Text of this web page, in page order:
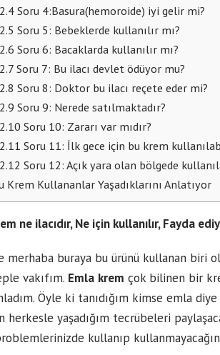
Soru 4:Basura(hemoroide) iyi gelir mi?
Soru 5: Bebeklerde kullanılır mı?
Soru 6: Bacaklarda kullanılır mı?
Soru 7: Bu ilacı devlet ödüyor mu?
Soru 8: Doktor bu ilacı reçete eder mi?
Soru 9: Nerede satılmaktadır?
Soru 10: Zararı var mıdır?
Soru 11: İlk gece için bu krem
Soru 12: Açık yara olan bölgede
Krem Kullananlar Yaşadıklarını Anlatıyor
ne ilacıdır, Ne için kullanılır, Fayda
merhaba buraya bu ürünü kullanan biri
vakıfım. Emla krem çok bilinen bir
Öyle ki tanıdığım kimse emla
herkesle yaşadığım tecrübeleri
kullanıp